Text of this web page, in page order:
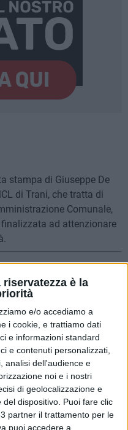
è la
e/o accediamo a
i cookie, e trattiamo dati
e informazioni standard
e contenuti personalizzati,
analisi dell'audience e
noi e i nostri
di geolocalizzazione e
dispositivo. Puoi fare clic
partner il trattamento per le
puoi accedere a
stampa di Giuseppe De
di Trani, che tratta di
Comunale,
ad attenzionare
Presidente del Circolo
iscritti, degli assistiti e
si rivolgono alla
di grave disagio
Vostra attenzione la
e strutturato in favore
caregiver familiari.
che assistono
ai sensi della Legge